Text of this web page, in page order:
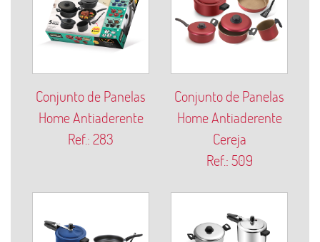
Conjunto de Panelas
Home Antiaderente
Ref.: 283
Conjunto de Panelas
Home Antiaderente
Cereja
Ref.: 509